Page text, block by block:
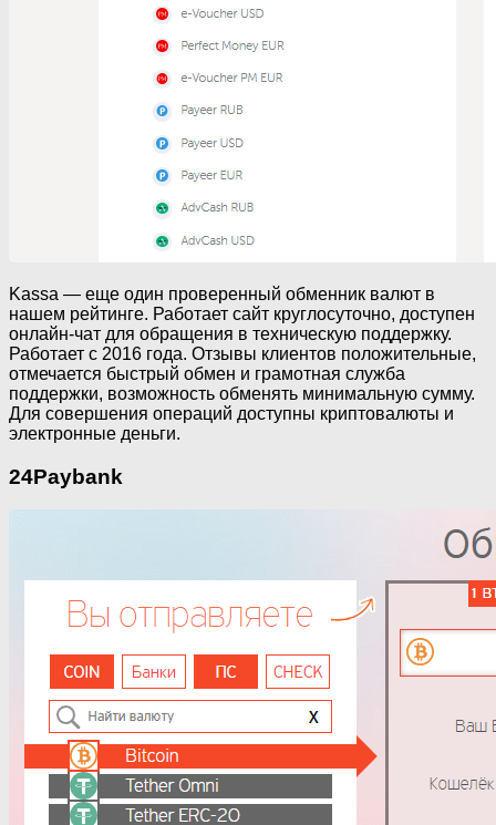
Kassa — еще один проверенный обменник валют в
нашем рейтинге. Работает сайт круглосуточно, доступен
онлайн-чат для обращения в техническую поддержку.
Работает с 2016 года. Отзывы клиентов положительные,
отмечается быстрый обмен и грамотная служба
поддержки, возможность обменять минимальную сумму.
Для совершения операций доступны криптовалюты и
электронные деньги.
24Paybank